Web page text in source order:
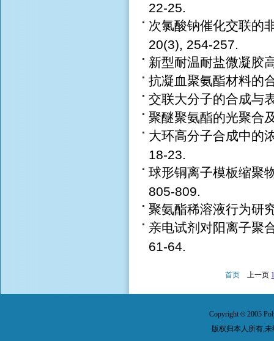
22-25.
次氯酸钠催化交联的
20(3), 254-257.
新型耐温耐盐微凝胶
抗凝血聚氨酯材料的
交联大分子的合成与
聚醚聚氨酯的光聚
大环高分子合成中的
18-23.
球形铜离子模板缩聚
805-809.
聚氨酯稀溶液行为研
亲电试剂对阳离子聚
61-64.
首页 上一页
Copyright© 2005
版权归本人所有,